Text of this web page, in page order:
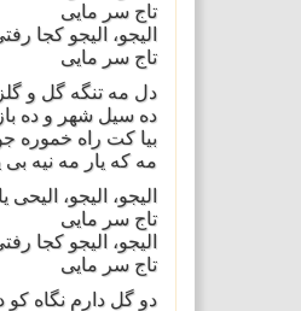
تاج سر مایی
الیجو، الیجو کجا
تاج سر مایی
دل مه تنگه گل و
ده سیل شهر و ده
بیا کت راه خموره
مه که یار مه نیه بی
الیجو، الیجو، الیحی
تاج سر مایی
الیجو، الیجو کجا
تاج سر مایی
دو گل دارم نگاه